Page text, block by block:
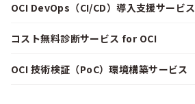
OCI DevOps（CI/CD）導入支援サービス
コスト無料診断サービス for OCI
OCI 技術検証（PoC）環境構築サービス